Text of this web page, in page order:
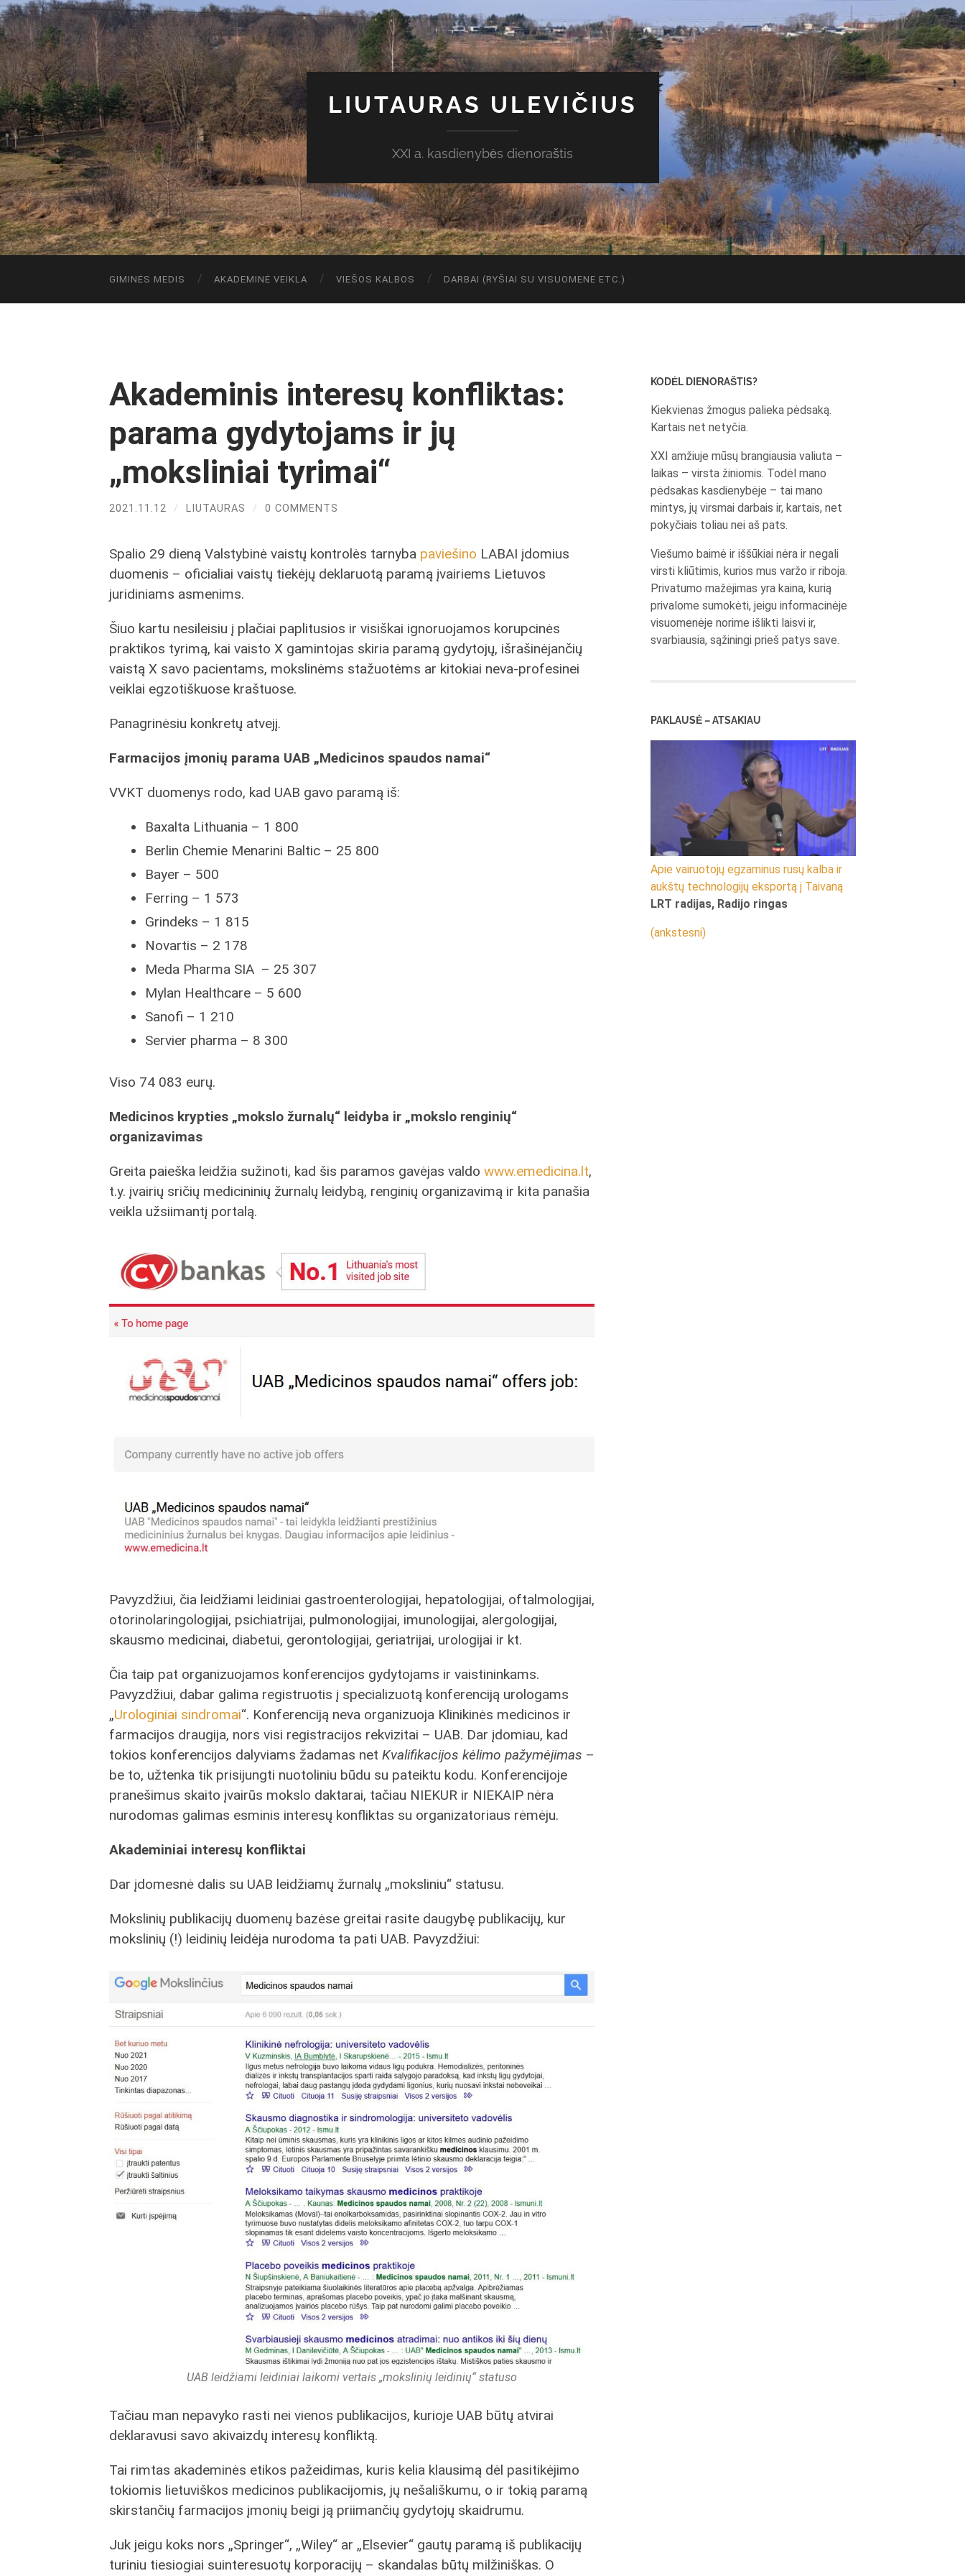
LIUTAURAS ULEVIČIUS
XXI a. kasdienybės dienoraštis
GIMINĖS MEDIS AKADEMINĖ VEIKLA VIEŠOS KALBOS DARBAI (RYŠIAI SU VISUOMENE ETC.)
Akademinis interesų konfliktas:
parama gydytojams ir jų
„moksliniai tyrimai“
2021.11.12 / LIUTAURAS / 0 COMMENTS
Spalio 29 dieną Valstybinė vaistų kontrolės tarnyba paviešino LABAI įdomius
duomenis – oficialiai vaistų tiekėjų deklaruotą paramą įvairiems Lietuvos
juridiniams asmenims.
Šiuo kartu nesileisiu į plačiai paplitusios ir visiškai ignoruojamos korupcinės
praktikos tyrimą, kai vaisto X gamintojas skiria paramą gydytojų, išrašinėjančių
vaistą X savo pacientams, mokslinėms stažuotėms ar kitokiai neva-profesinei
veiklai egzotiškuose kraštuose.
Panagrinėsiu konkretų atvejį.
Farmacijos įmonių parama UAB „Medicinos spaudos namai“
VVKT duomenys rodo, kad UAB gavo paramą iš:
Baxalta Lithuania – 1 800
Berlin Chemie Menarini Baltic – 25 800
Bayer – 500
Ferring – 1 573
Grindeks – 1 815
Novartis – 2 178
Meda Pharma SIA – 25 307
Mylan Healthcare – 5 600
Sanofi – 1 210
Servier pharma – 8 300
Viso 74 083 eurų.
Medicinos krypties „mokslo žurnalų“ leidyba ir „mokslo renginių“
organizavimas
Greita paieška leidžia sužinoti, kad šis paramos gavėjas valdo www.emedicina.lt,
t.y. įvairių sričių medicininių žurnalų leidybą, renginių organizavimą ir kita panašia
veikla užsiimantį portalą.
Pavyzdžiui, čia leidžiami leidiniai gastroenterologijai, hepatologijai, oftalmologijai,
otorinolaringologijai, psichiatrijai, pulmonologijai, imunologijai, alergologijai,
skausmo medicinai, diabetui, gerontologijai, geriatrijai, urologijai ir kt.
Čia taip pat organizuojamos konferencijos gydytojams ir vaistininkams.
Pavyzdžiui, dabar galima registruotis į specializuotą konferenciją urologams
„Urologiniai sindromai“. Konferenciją neva organizuoja Klinikinės medicinos ir
farmacijos draugija, nors visi registracijos rekvizitai – UAB. Dar įdomiau, kad
tokios konferencijos dalyviams žadamas net Kvalifikacijos kėlimo pažymėjimas –
be to, užtenka tik prisijungti nuotoliniu būdu su pateiktu kodu. Konferencijoje
pranešimus skaito įvairūs mokslo daktarai, tačiau NIEKUR ir NIEKAIP nėra
nurodomas galimas esminis interesų konfliktas su organizatoriaus rėmėju.
Akademiniai interesų konfliktai
Dar įdomesnė dalis su UAB leidžiamų žurnalų „moksliniu“ statusu.
Mokslinių publikacijų duomenų bazėse greitai rasite daugybę publikacijų, kur
mokslinių (!) leidinių leidėja nurodoma ta pati UAB. Pavyzdžiui:
UAB leidžiami leidiniai laikomi vertais „mokslinių leidinių“ statuso
Tačiau man nepavyko rasti nei vienos publikacijos, kurioje UAB būtų atvirai
deklaravusi savo akivaizdų interesų konfliktą.
Tai rimtas akademinės etikos pažeidimas, kuris kelia klausimą dėl pasitikėjimo
tokiomis lietuviškos medicinos publikacijomis, jų nešališkumu, o ir tokią paramą
skirstančių farmacijos įmonių beigi ją priimančių gydytojų skaidrumu.
Juk jeigu koks nors „Springer“, „Wiley“ ar „Elsevier“ gautų paramą iš publikacijų
turiniu tiesiogiai suinteresuotų korporacijų – skandalas būtų milžiniškas. O
KODĖL DIENORAŠTIS?
Kiekvienas žmogus palieka pėdsaką.
Kartais net netyčia.
XXI amžiuje mūsų brangiausia valiuta –
laikas – virsta žiniomis. Todėl mano
pėdsakas kasdienybėje – tai mano
mintys, jų virsmai darbais ir, kartais, net
pokyčiais toliau nei aš pats.
Viešumo baimė ir iššūkiai nėra ir negali
virsti kliūtimis, kurios mus varžo ir riboja.
Privatumo mažėjimas yra kaina, kurią
privalome sumokėti, jeigu informacinėje
visuomenėje norime išlikti laisvi ir,
svarbiausia, sąžiningi prieš patys save.
PAKLAUSĖ – ATSAKIAU
Apie vairuotojų egzaminus rusų kalba ir
aukštų technologijų eksportą į Taivaną
LRT radijas, Radijo ringas
(ankstesni)